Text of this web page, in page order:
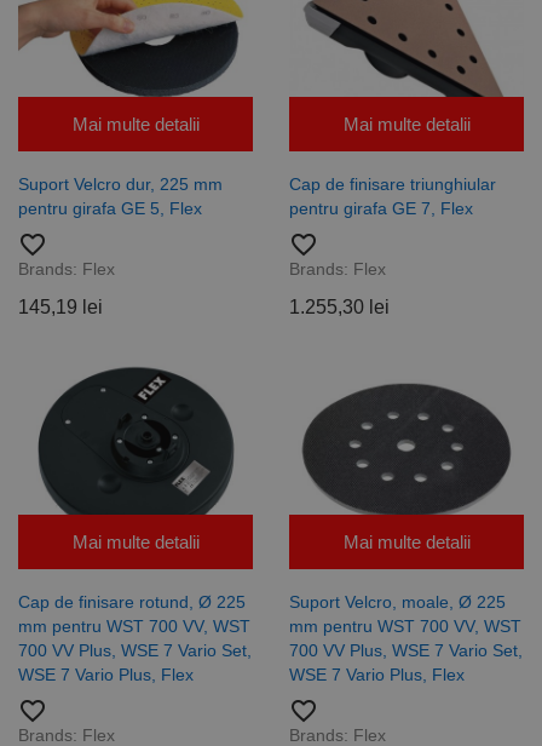
Mai multe detalii
Suport Velcro dur, 225 mm
pentru girafa GE 5, Flex
favorite_border
Brands: Flex
145,19 lei
Mai multe detalii
Cap de finisare triunghiular
pentru girafa GE 7, Flex
favorite_border
Brands: Flex
1.255,30 lei
Mai multe detalii
Cap de finisare rotund, Ø 225
mm pentru WST 700 VV, WST
700 VV Plus, WSE 7 Vario Set,
WSE 7 Vario Plus, Flex
favorite_border
Brands: Flex
Mai multe detalii
Suport Velcro, moale, Ø 225
mm pentru WST 700 VV, WST
700 VV Plus, WSE 7 Vario Set,
WSE 7 Vario Plus, Flex
favorite_border
Brands: Flex